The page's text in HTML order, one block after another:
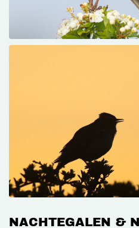
NACHTEGALEN &